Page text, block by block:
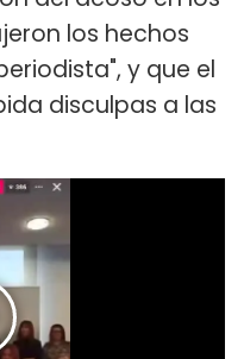
los hechos
y que el
disculpas a las